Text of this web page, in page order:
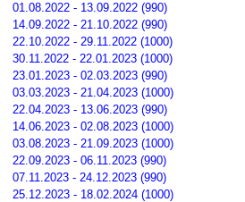
01.08.2022 - 13.09.2022 (990)
14.09.2022 - 21.10.2022 (990)
22.10.2022 - 29.11.2022 (1000)
30.11.2022 - 22.01.2023 (1000)
23.01.2023 - 02.03.2023 (990)
03.03.2023 - 21.04.2023 (1000)
22.04.2023 - 13.06.2023 (990)
14.06.2023 - 02.08.2023 (1000)
03.08.2023 - 21.09.2023 (1000)
22.09.2023 - 06.11.2023 (990)
07.11.2023 - 24.12.2023 (990)
25.12.2023 - 18.02.2024 (1000)